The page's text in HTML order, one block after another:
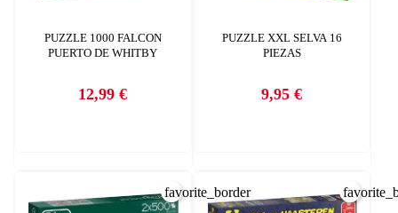
PUZZLE 1000 FALCON
PUERTO DE WHITBY
Precio
12,99 €
PUZZLE XXL SELVA 16
PIEZAS
Precio
9,95 €
favorite_border